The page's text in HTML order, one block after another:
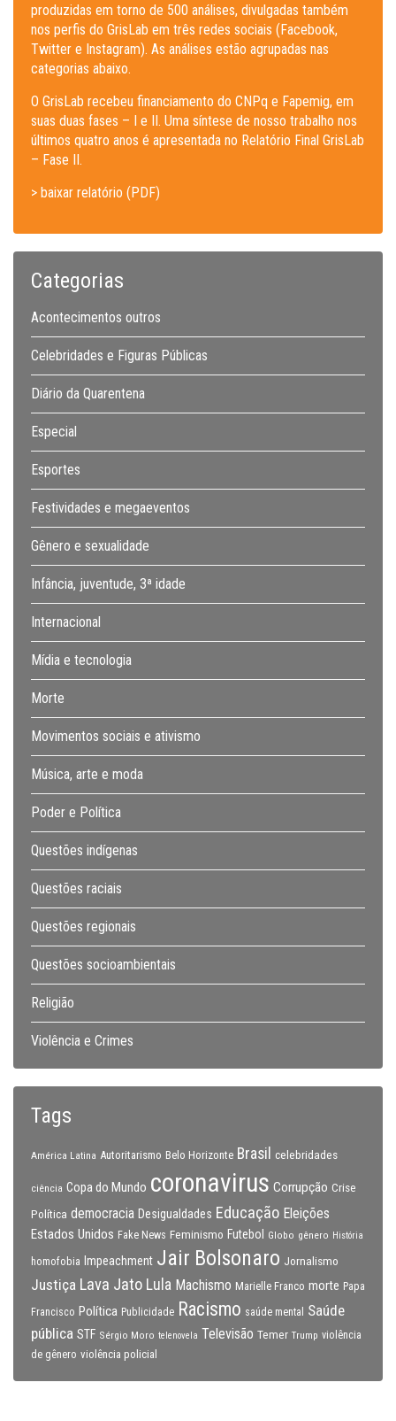
produzidas em torno de 500 análises, divulgadas também
nos perfis do GrisLab em três redes sociais (Facebook,
Twitter e Instagram). As análises estão agrupadas nas
categorias abaixo.
O GrisLab recebeu financiamento do CNPq e Fapemig, em
suas duas fases – I e II. Uma síntese de nosso trabalho nos
últimos quatro anos é apresentada no Relatório Final GrisLab
– Fase II.
> baixar relatório (PDF)
Categorias
Acontecimentos outros
Celebridades e Figuras Públicas
Diário da Quarentena
Especial
Esportes
Festividades e megaeventos
Gênero e sexualidade
Infância, juventude, 3ª idade
Internacional
Mídia e tecnologia
Morte
Movimentos sociais e ativismo
Música, arte e moda
Poder e Política
Questões indígenas
Questões raciais
Questões regionais
Questões socioambientais
Religião
Violência e Crimes
Tags
América Latina Autoritarismo Belo Horizonte Brasil celebridades
ciência Copa do Mundo coronavirus Corrupção Crise
Política democracia Desigualdades Educação Eleições
Estados Unidos Fake News Feminismo Futebol Globo gênero História
homofobia Impeachment Jair Bolsonaro Jornalismo
Justiça Lava Jato Lula Machismo Marielle Franco morte Papa
Francisco Política Publicidade Racismo saúde mental
Saúde
pública STF Sérgio Moro telenovela Televisão Temer Trump violência
de gênero violência policial